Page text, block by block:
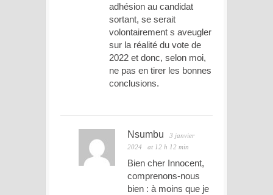
adhésion au candidat
sortant, se serait
volontairement s aveugler
sur la réalité du vote de
2022 et donc, selon moi,
ne pas en tirer les bonnes
conclusions.
Nsumbu
3 janvier
2024
at 12 h 12 min
Bien cher Innocent,
comprenons-nous
bien : à moins que je